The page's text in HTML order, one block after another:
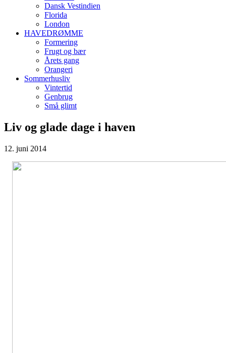
Dansk Vestindien
Florida
London
HAVEDRØMME
Formering
Frugt og bær
Årets gang
Orangeri
Sommerhusliv
Vintertid
Genbrug
Små glimt
Liv og glade dage i haven
12. juni 2014